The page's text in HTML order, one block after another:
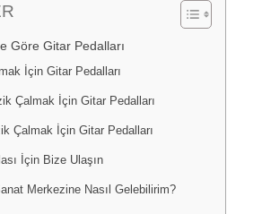
Göre Gitar Pedalları
İçin Gitar Pedalları
Çalmak İçin Gitar Pedalları
Çalmak İçin Gitar Pedalları
İçin Bize Ulaşın
Merkezine Nasıl Gelebilirim?